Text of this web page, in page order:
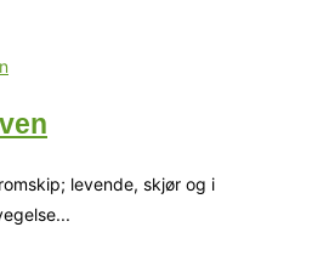
levende, skjør og i